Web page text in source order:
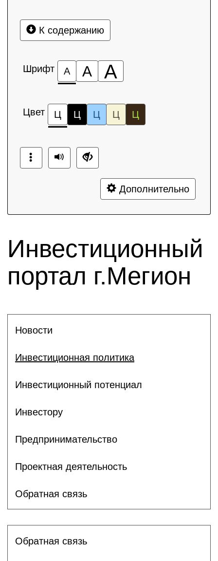
К содержанию
Шрифт А А А
Цвет Ц Ц Ц Ц Ц
Дополнительно
Инвестиционный
портал г.Мегион
Новости
Инвестиционная политика
Инвестиционный потенциал
Инвестору
Предпринимательство
Проектная деятельность
Обратная связь
Обратная связь